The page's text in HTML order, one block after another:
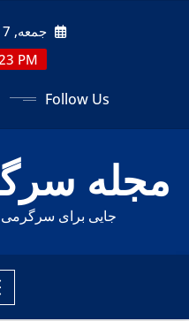
جمعه, 7 آگوست 2026
PM
Follow Us
مجله
جایی برای